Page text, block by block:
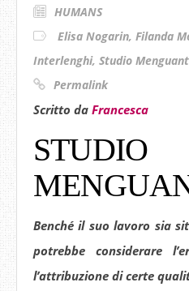
HUMANS
Elisa Nogarin, Filanda
Interlenghi, Studio
Permalink
Scritto da Francesca
STUDIO
Benché il suo lavoro sia
potrebbe considerare
l’attribuzione di certe